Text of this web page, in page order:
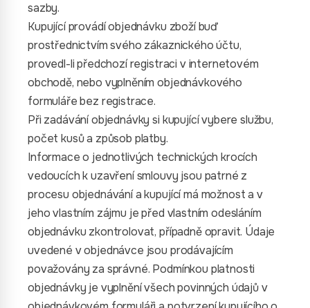
sazby.
Kupující provádí objednávku zboží buď
prostřednictvím svého zákaznického účtu,
provedl-li předchozí registraci v internetovém
obchodě, nebo vyplněním objednávkového
formuláře bez registrace.
Při zadávání objednávky si kupující vybere službu,
počet kusů a způsob platby.
Informace o jednotlivých technických krocích
vedoucích k uzavření smlouvy jsou patrné z
procesu objednávání a kupující má možnost a v
jeho vlastním zájmu je před vlastním odesláním
objednávku zkontrolovat, případně opravit. Údaje
uvedené v objednávce jsou prodávajícím
považovány za správné. Podmínkou platnosti
objednávky je vyplnění všech povinných údajů v